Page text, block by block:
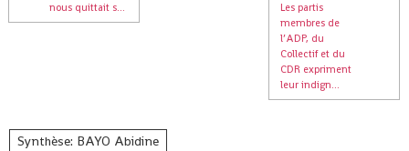
nous quittait s...
Les partis
membres de
l’ADP, du
Collectif et du
CDR expriment
leur indign...
Synthèse: BAYO Abidine